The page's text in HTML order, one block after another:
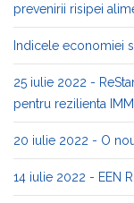
prevenirii risipei
Indicele economiei
25 iulie 2022 -
pentru rezilienta IMM
20 iulie 2022 - O
14 iulie 2022 - EEN